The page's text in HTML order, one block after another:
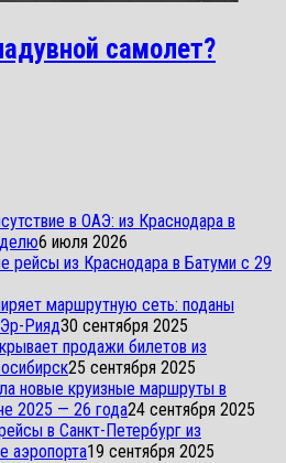
самолет?
в ОАЭ: из Краснодара в
6 июля 2026
рейсы из Краснодара в Батуми с 29
маршрутную сеть: поданы
Рияд30 сентября 2025
продажи билетов из
25 сентября 2025
новые круизные маршруты в
2025 — 26 года24 сентября 2025
в Санкт-Петербург из
аэропорта19 сентября 2025